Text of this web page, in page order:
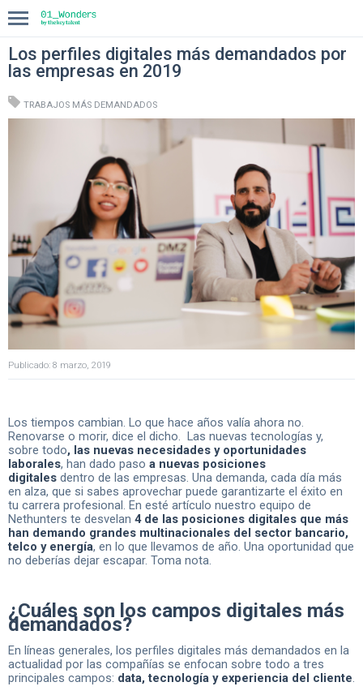
INICIO
COMPASS
Los perfiles digitales más demandados por
las empresas en 2019
TRABAJOS MÁS DEMANDADOS
Publicado: 8 marzo, 2019
Los tiempos cambian. Lo que hace años valía ahora no.
Renovarse o morir, dice el dicho.
Las nuevas tecnologías y,
sobre todo, las nuevas necesidades y oportunidades
laborales, han dado paso a nuevas posiciones
digitales dentro de las empresas. Una demanda, cada día más
en alza, que si sabes aprovechar puede garantizarte el éxito en
tu carrera profesional. En esté artículo nuestro equipo de
Nethunters te desvelan 4 de las posiciones digitales que más
han demando grandes multinacionales del sector bancario,
telco y energía, en lo que llevamos de año. Una oportunidad que
no deberías dejar escapar. Toma nota.
¿Cuáles son los campos digitales más
demandados?
En líneas generales, los perfiles digitales más demandados en la
actualidad por las compañías se enfocan sobre todo a tres
principales campos: data, tecnología y experiencia del cliente.